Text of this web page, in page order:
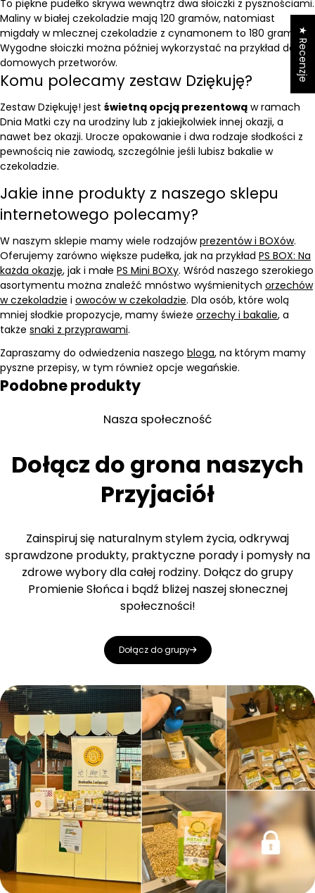
To piękne pudełko skrywa wewnątrz dwa słoiczki z pysznościami.
Maliny w białej czekoladzie mają 120 gramów, natomiast
migdały w mlecznej czekoladzie z cynamonem to 180 gramów.
Wygodne słoiczki można później wykorzystać na przykład do
domowych przetworów.
Komu polecamy zestaw Dziękuję?
Zestaw Dziękuję! jest świetną opcją prezentową w ramach
Dnia Matki czy na urodziny lub z jakiejkolwiek innej okazji, a
nawet bez okazji. Urocze opakowanie i dwa rodzaje słodkości z
pewnością nie zawiodą, szczególnie jeśli lubisz bakalie w
czekoladzie.
Jakie inne produkty z naszego sklepu
internetowego polecamy?
W naszym sklepie mamy wiele rodzajówprezentów i BOXów.
Oferujemy zarówno większe pudełka, jak na przykład PS BOX: Na
każda okazję, jak i małe PS Mini BOXy. Wśród naszego szerokiego
asortymentu można znaleźć mnóstwo wyśmienitych orzechów
w czekoladzie i owoców w czekoladzie. Dla osób, które wolą
mniej słodkie propozycje, mamy świeże orzechy i bakalie, a
także snaki z przyprawami.
Zapraszamy do odwiedzenia naszego bloga, na którym mamy
pyszne przepisy, w tym również opcje wegańskie.
Podobne produkty
Nasza społeczność
Dołącz do grona naszych
Przyjaciół
Zainspiruj się naturalnym stylem życia, odkrywaj
sprawdzone produkty, praktyczne porady i pomysły na
zdrowe wybory dla całej rodziny. Dołącz do grupy
Promienie Słońca i bądź bliżej naszej słonecznej
społeczności!
Dołącz do grupy
★ Recenzje